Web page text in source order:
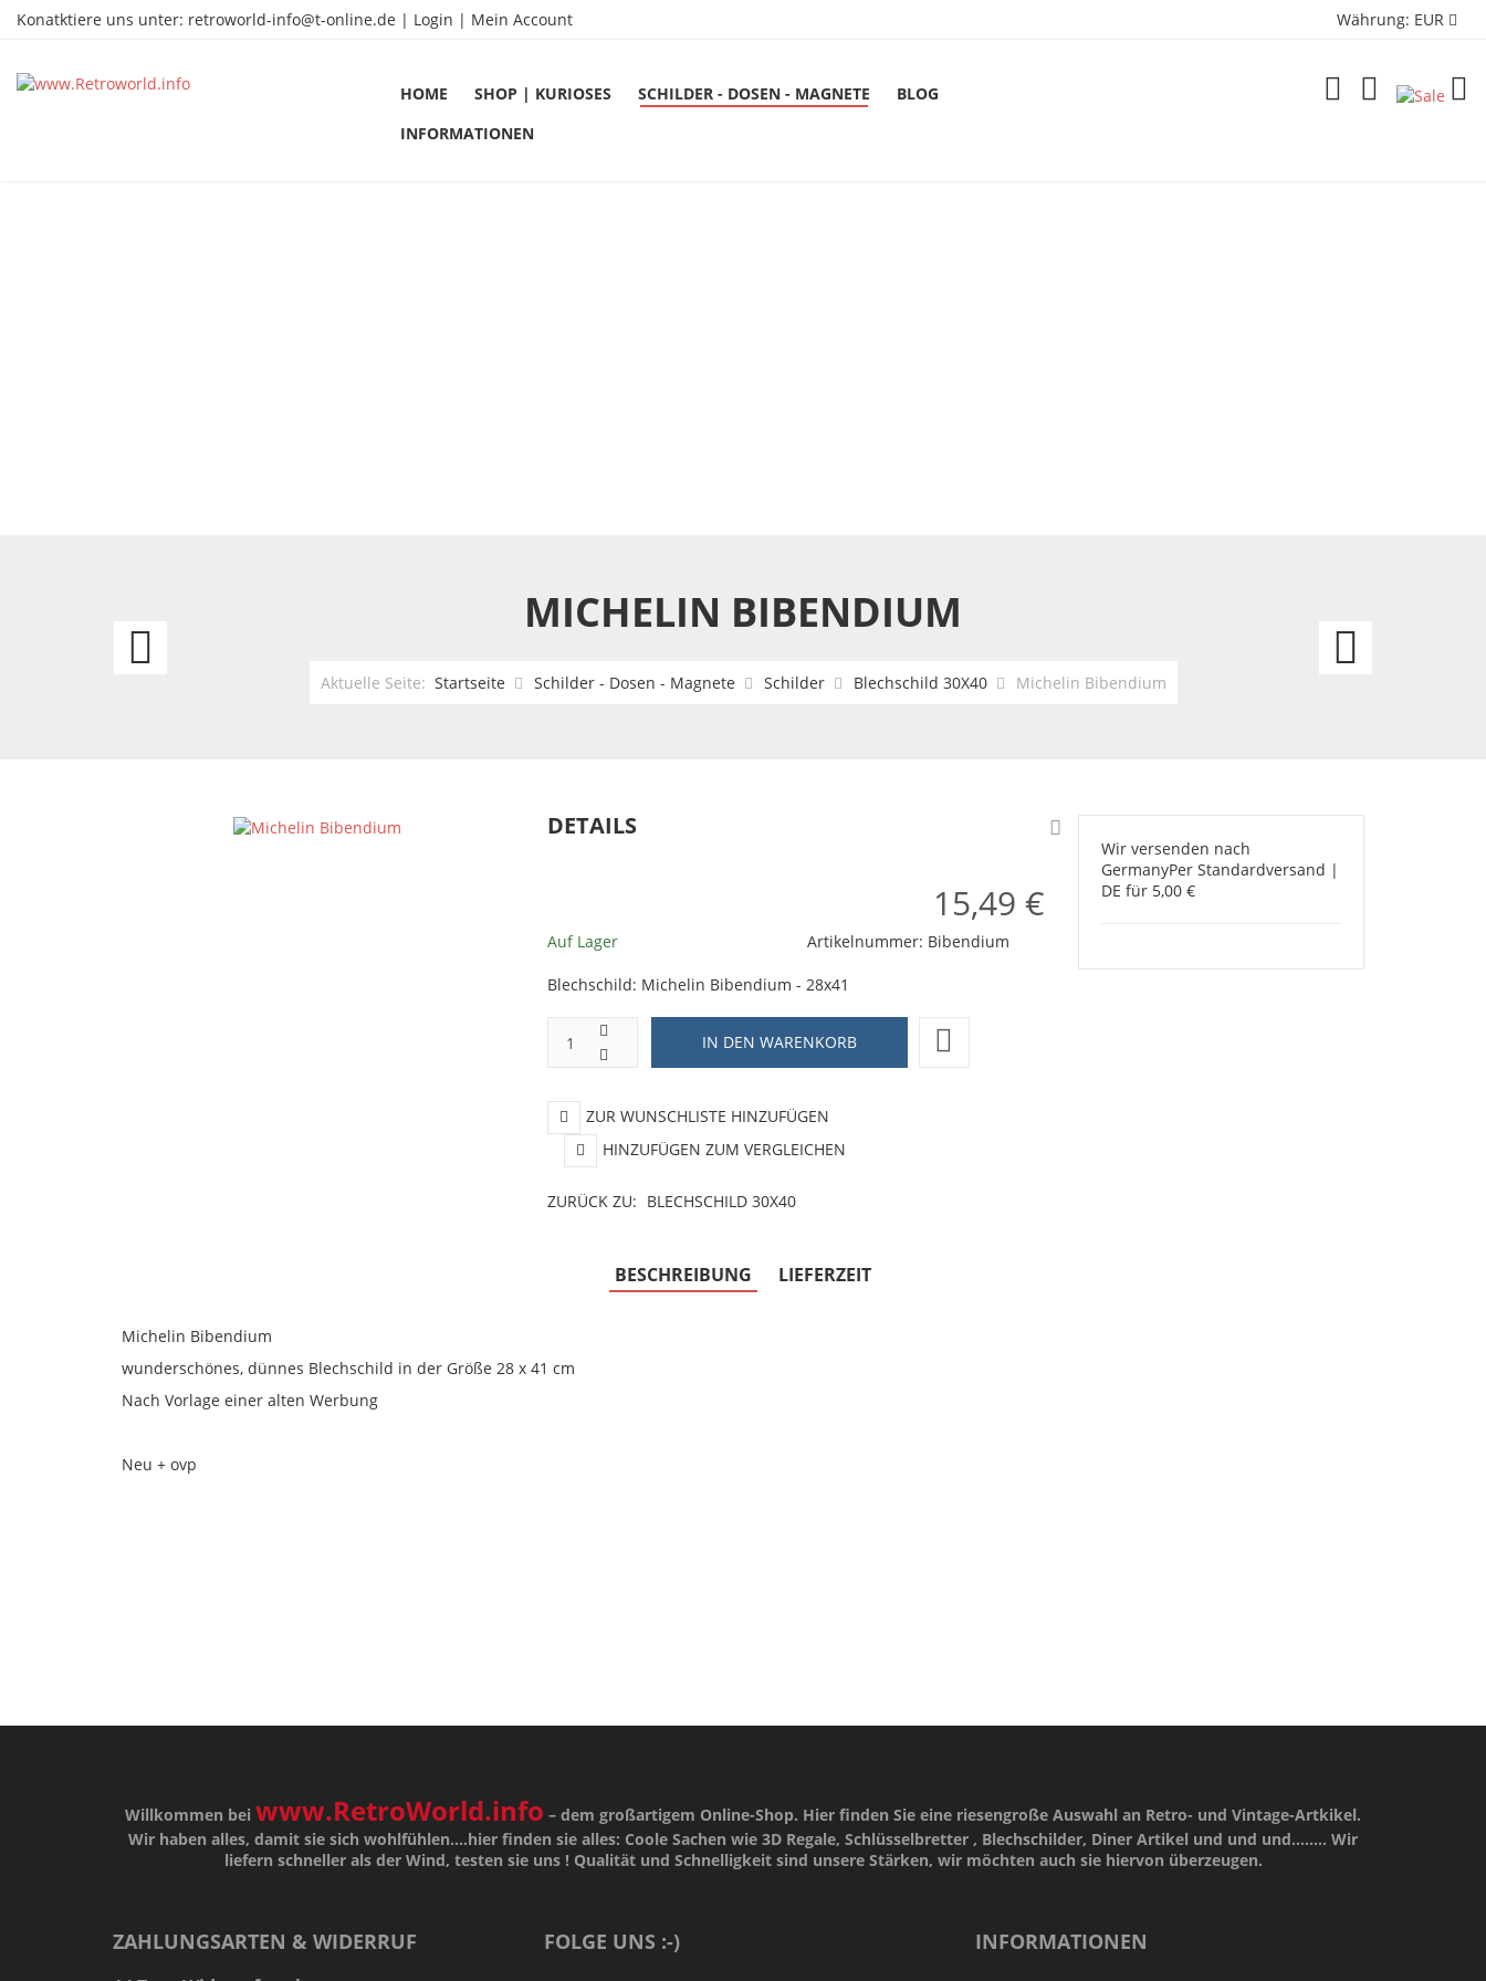
Konatktiere uns unter: retroworld-info@t-online.de | Login | Mein Account Währung: EUR
HOME SHOP | KURIOSES SCHILDER - DOSEN - MAGNETE
BLOG
INFORMATIONEN
MICHELIN BIBENDIUM
Aktuelle Seite: Startseite Schilder - Dosen - Magnete Schilder Blechschild 30X40 Michelin Bibendium
DETAILS
15,49 €
Auf Lager Artikelnummer: Bibendium
Blechschild: Michelin Bibendium - 28x41
ZUR WUNSCHLISTE HINZUFÜGEN
HINZUFÜGEN ZUM VERGLEICHEN
ZURÜCK ZU: BLECHSCHILD 30X40
Wir versenden nach
GermanyPer Standardversand |
DE für 5,00 €
BESCHREIBUNG LIEFERZEIT
Michelin Bibendium
wunderschönes, dünnes Blechschild in der Größe 28 x 41 cm
Nach Vorlage einer alten Werbung
Neu + ovp
Willkommen bei www.RetroWorld.info – dem großartigem Online-Shop. Hier finden Sie eine riesengroße Auswahl an Retro- und Vintage-Artkikel.
Wir haben alles, damit sie sich wohlfühlen....hier finden sie alles: Coole Sachen wie 3D Regale, Schlüsselbretter , Blechschilder, Diner Artikel und und und........ Wir
liefern schneller als der Wind, testen sie uns ! Qualitätund Schnelligkeitsind unsere Stärken, wir möchten auch sie hiervon überzeugen.
ZAHLUNGSARTEN & WIDERRUF FOLGE UNS :-) INFORMATIONEN